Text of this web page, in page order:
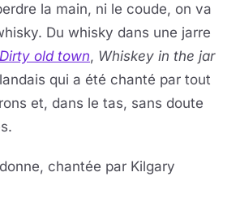
la main, ni le coude, on va
Du whisky dans une jarre
Dirty old town, Whiskey in the jar
qui a été chanté par tout
et, dans le tas, sans doute
chantée par Kilgary